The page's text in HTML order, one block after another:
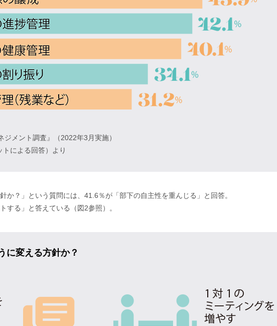
メント調査』（2022年3月実施）
トによる回答）より
か？」という質問には、41.6％が「部下の自主性を重んじる」と回答。
する」と答えている（図2参照）。
に変える方針か？